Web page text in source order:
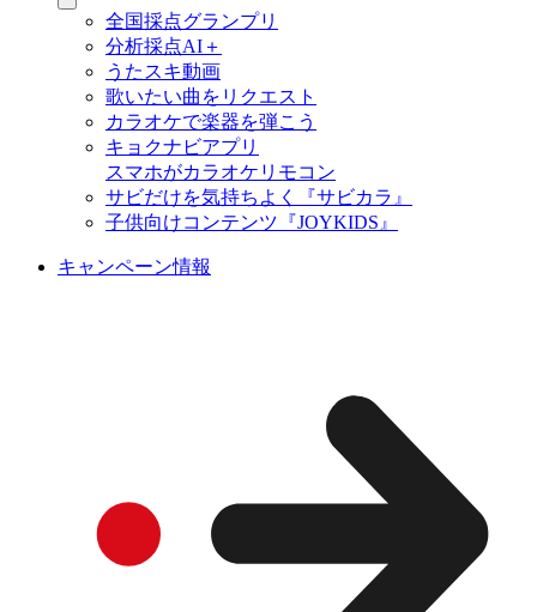
全国採点グランプリ
分析採点AI＋
うたスキ動画
歌いたい曲をリクエスト
カラオケで楽器を弾こう
キョクナビアプリ
スマホがカラオケリモコン
サビだけを気持ちよく『サビカラ』
子供向けコンテンツ『JOYKIDS』
キャンペーン情報